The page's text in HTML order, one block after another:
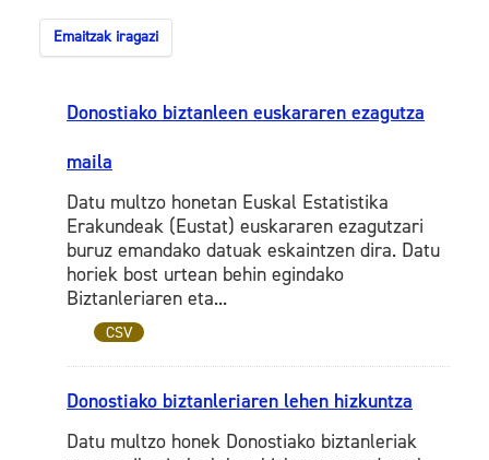
Emaitzak iragazi
Donostiako biztanleen euskararen ezagutza
maila
Datu multzo honetan Euskal Estatistika
Erakundeak (Eustat) euskararen ezagutzari
buruz emandako datuak eskaintzen dira. Datu
horiek bost urtean behin egindako
Biztanleriaren eta...
CSV
Donostiako biztanleriaren lehen hizkuntza
Datu multzo honek Donostiako biztanleriak